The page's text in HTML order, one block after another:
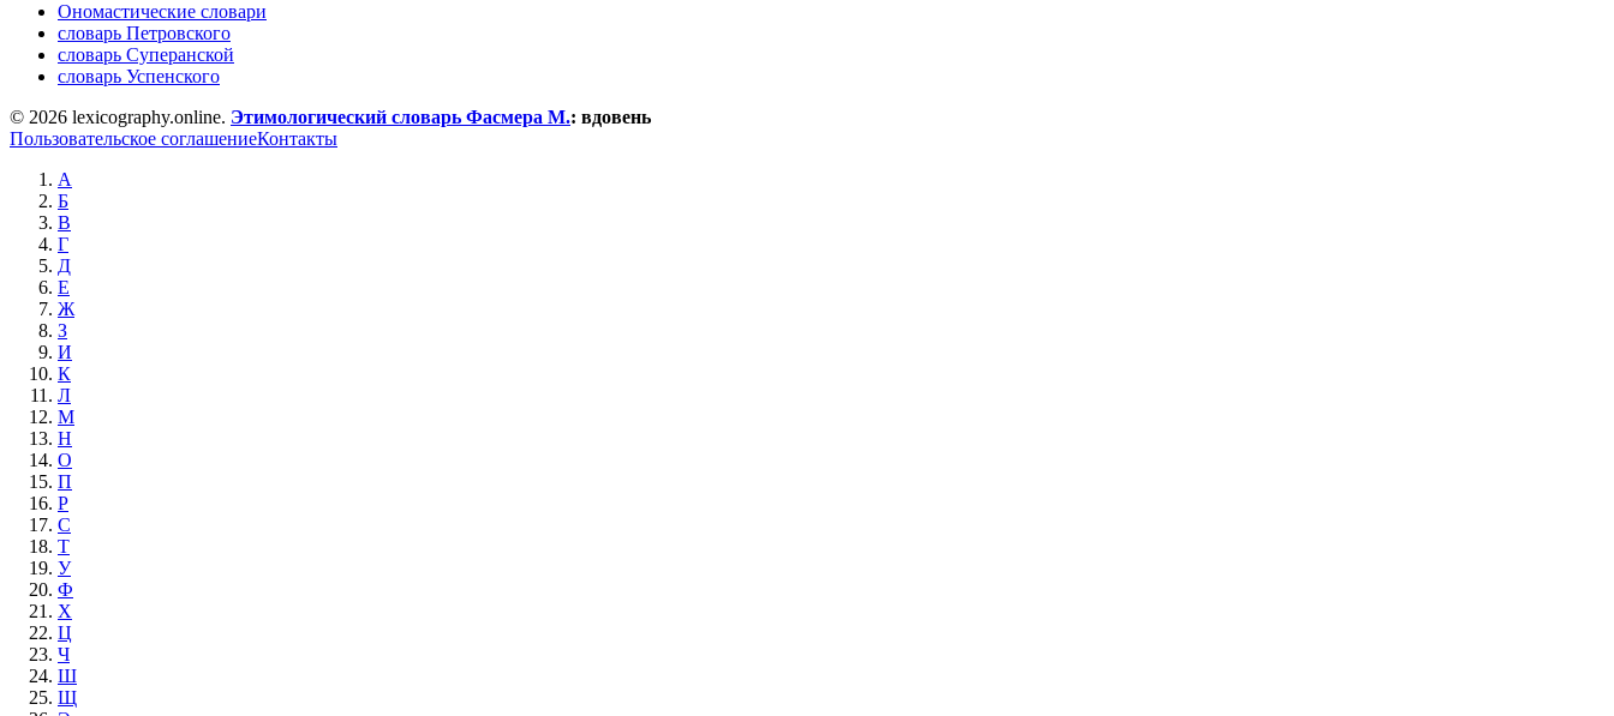
Ономастические словари
словарь Петровского
словарь Суперанской
словарь Успенского
© 2026 lexicography.online. Этимологический словарь Фасмера М.: вдовень
Пользовательское соглашениеКонтакты
А
Б
В
Г
Д
Е
Ж
З
И
К
Л
М
Н
О
П
Р
С
Т
У
Ф
Х
Ц
Ч
Ш
Щ